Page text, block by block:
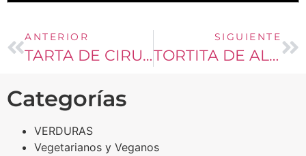
ANTERIOR
TARTA DE CIRUELAS Y ALMENDRAS
SIGUIENTE
TORTITA DE ALMENDRAS KETO
Categorías
VERDURAS
Vegetarianos y Veganos